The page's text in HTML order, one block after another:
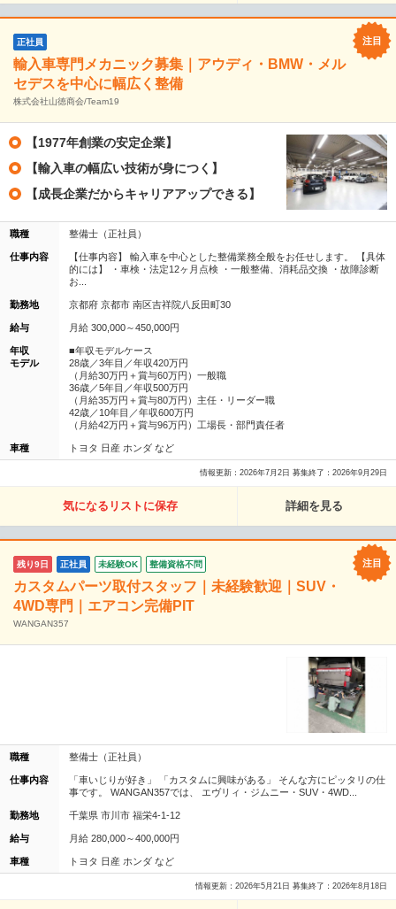
正社員
輸入車専門メカニック募集｜アウディ・BMW・メル
セデスを中心に幅広く整備
株式会社山徳商会/Team19
【1977年創業の安定企業】
【輸入車の幅広い技術が身につく】
【成長企業だからキャリアアップできる】
職種 整備士（正社員）
仕事内容
【仕事内容】 輸入車を中心とした整備業務全般をお任せします。 【具体
的には】 ・車検・法定12ヶ月点検 ・一般整備、消耗品交換 ・故障診断
お...
勤務地 京都府 京都市 南区吉祥院八反田町30
給与 月給 300,000～450,000円
年収
モデル
■年収モデルケース
28歳／3年目／年収420万円
（月給30万円＋賞与60万円）一般職
36歳／5年目／年収500万円
（月給35万円＋賞与80万円）主任・リーダー職
42歳／10年目／年収600万円
（月給42万円＋賞与96万円）工場長・部門責任者
車種 トヨタ 日産 ホンダ など
情報更新：2026年7月2日 募集終了：2026年9月29日
気になるリストに保存 詳細を見る
残り9日 正社員 未経験OK 整備資格不問
カスタムパーツ取付スタッフ｜未経験歓迎｜SUV・
4WD専門｜エアコン完備PIT
WANGAN357
職種 整備士（正社員）
仕事内容
「車いじりが好き」 「カスタムに興味がある」 そんな方にピッタリの仕
事です。 WANGAN357では、 エヴリィ・ジムニー・SUV・4WD...
勤務地 千葉県 市川市 福栄4-1-12
給与 月給 280,000～400,000円
車種 トヨタ 日産 ホンダ など
情報更新：2026年5月21日 募集終了：2026年8月18日